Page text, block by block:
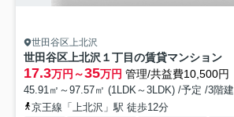
世田谷区上北沢
世田谷区上北沢１丁目の賃貸マンション
17.3万円～35万円 管理/共益費10,500円
45.91㎡～97.57㎡ (1LDK～3LDK) /予定 /3階建
京王線「上北沢」駅 徒歩12分